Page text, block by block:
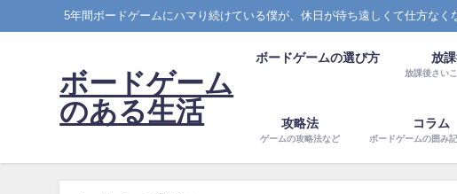
5年間ボードゲームにハマり続けている僕が、休日が待ち遠しくて仕方な
ボードゲーム
のある生活
ボードゲームの選び方 放
放課後さい
攻略法
ゲームの攻略法など
コラム
ボードゲームの囲み